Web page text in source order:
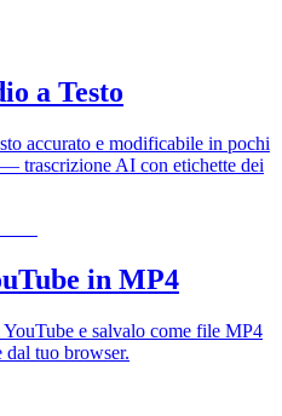
a Testo
accurato e modificabile in pochi
trascrizione AI con etichette dei
in MP4
e salvalo come file MP4
tuo browser.